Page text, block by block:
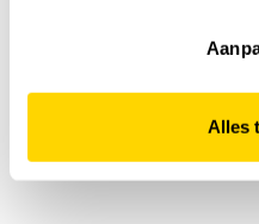
website niet optimaal
Alles